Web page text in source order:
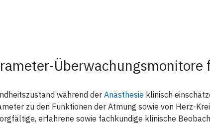
Überwachungsmonitore
während der Anästhesie klinisch
zu den Funktionen der Atmung sowie von Herz-
erfahrene sowie fachkundige klinische